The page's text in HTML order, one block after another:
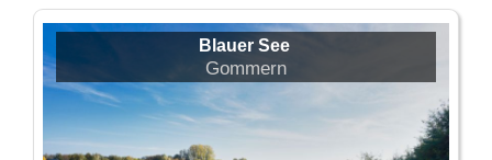
Blauer See
Gommern